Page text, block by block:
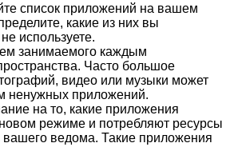
список приложений на вашем
какие из них вы
используете.
занимаемого каждым
Часто большое
видео или музыки может
ненужных приложений.
на то, какие приложения
режиме и потребляют ресурсы
вашего ведома. Такие приложения